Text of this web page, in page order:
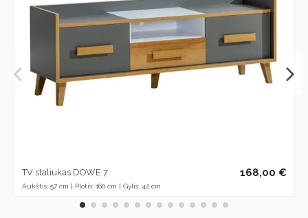
TV staliukas DOWE 7
Aukštis: 57 cm | Plotis: 160 cm | Gylis: 42 cm
168,00 €